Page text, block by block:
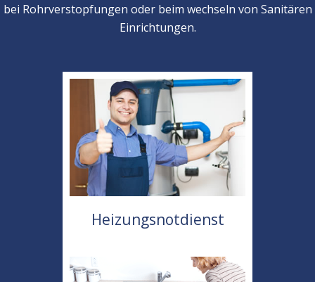
bei Rohrverstopfungen oder beim wechseln von Sanitären
Einrichtungen.
Heizungsnotdienst